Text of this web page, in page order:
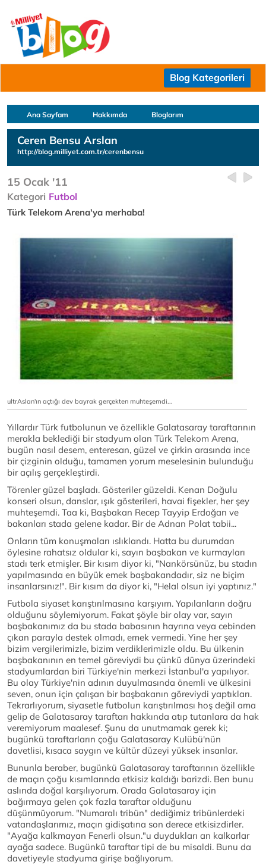
Blog Kategorileri
Ana Sayfam Hakkımda Bloglarım
Ceren Bensu Arslan
http://blog.milliyet.com.tr/cerenbensu
15 Ocak '11
Kategori Futbol
Türk Telekom Arena'ya merhaba!
ultrAslan'ın açtığı dev bayrak gerçekten muhteşemdi...
Yıllardır Türk futbolunun ve özellikle Galatasaray taraftarının
merakla beklediği bir stadyum olan Türk Telekom Arena,
bugün nasıl desem, enteresan, güzel ve çirkin arasında ince
bir çizginin olduğu, tamamen yorum meselesinin bulunduğu
bir açılış gerçekleştirdi.
Törenler güzel başladı. Gösteriler güzeldi. Kenan Doğulu
konseri olsun, danslar, ışık gösterileri, havai fişekler, her şey
muhteşemdi. Taa ki, Başbakan Recep Tayyip Erdoğan ve
bakanları stada gelene kadar. Bir de Adnan Polat tabii...
Onların tüm konuşmaları ıslıklandı. Hatta bu durumdan
öylesine rahatsız oldular ki, sayın başbakan ve kurmayları
stadı terk etmişler. Bir kısım diyor ki, "Nankörsünüz, bu stadın
yapılmasında en büyük emek başbakandadır, siz ne biçim
insanlarsınız!". Bir kısım da diyor ki, "Helal olsun iyi yaptınız."
Futbola siyaset karıştırılmasına karşıyım. Yapılanların doğru
olduğunu söylemiyorum. Fakat şöyle bir olay var, sayın
başbakanımız da bu stada babasının hayrına veya cebinden
çıkan parayla destek olmadı, emek vermedi. Yine her şey
bizim vergilerimizle, bizim verdiklerimizle oldu. Bu ülkenin
başbakanının en temel göreviydi bu çünkü dünya üzerindeki
stadyumlardan biri Türkiye'nin merkezi İstanbul'a yapılıyor.
Bu olay Türkiye'nin adının duyulmasında önemli ve ülkesini
seven, onun için çalışan bir başbakanın göreviydi yaptıkları.
Tekrarlıyorum, siyasetle futbolun karıştırılması hoş değil ama
gelip de Galatasaray taraftarı hakkında atıp tutanlara da hak
veremiyorum maalesef. Şunu da unutmamak gerek ki;
bugünkü taraftarların çoğu Galatasaray Kulübü'nün
davetlisi, kısaca saygın ve kültür düzeyi yüksek insanlar.
Bununla beraber, bugünkü Galatasaray taraftarının özellikle
de maçın çoğu kısımlarında etkisiz kaldığı barizdi. Ben bunu
aslında doğal karşılıyorum. Orada Galatasaray için
bağırmaya gelen çok fazla taraftar olduğunu
düşünmüyorum. "Numaralı tribün" dediğimiz tribünlerdeki
vatandaşlarımız, maçın gidişatına son derece etkisizdirler.
"Ayağa kalkmayan Fenerli olsun."u duydukları an kalkarlar
ayağa sadece. Bugünkü taraftar tipi de bu misaldi. Bunu da
davetiyeyle stadyuma girişe bağlıyorum.